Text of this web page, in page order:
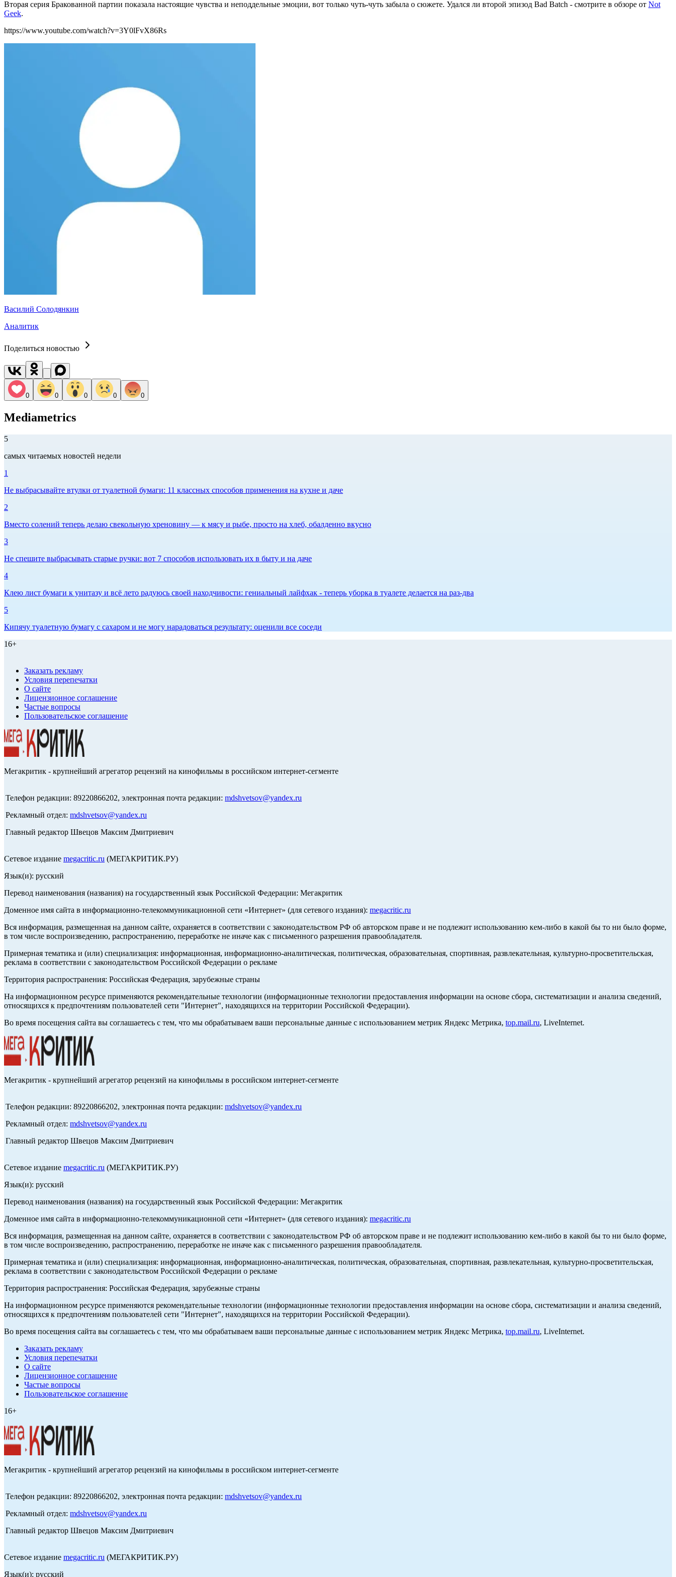
Вторая серия Бракованной партии показала настоящие чувства и неподдельные эмоции, вот только чуть-чуть забыла о сюжете. Удался ли второй эпизод Bad Batch - смотрите в обзоре от Not
Geek.
https://www.youtube.com/watch?v=3Y0lFvX86Rs
Василий Солодянкин
Аналитик
Поделиться новостью
0 0 0 0 0
Mediametrics
5
самых читаемых новостей недели
1
Не выбрасывайте втулки от туалетной бумаги: 11 классных способов применения на кухне и даче
2
Вместо солений теперь делаю свекольную хреновину — к мясу и рыбе, просто на хлеб, обалденно вкусно
3
Не спешите выбрасывать старые ручки: вот 7 способов использовать их в быту и на даче
4
Клею лист бумаги к унитазу и всё лето радуюсь своей находчивости: гениальный лайфхак - теперь уборка в туалете делается на раз-два
5
Кипячу туалетную бумагу с сахаром и не могу нарадоваться результату: оценили все соседи
16+
Заказать рекламу
Условия перепечатки
О сайте
Лицензионное соглашение
Частые вопросы
Пользовательское соглашение
Мегакритик - крупнейший агрегатор рецензий на кинофильмы в российском интернет-сегменте
Телефон редакции: 89220866202, электронная почта редакции: mdshvetsov@yandex.ru
Рекламный отдел: mdshvetsov@yandex.ru
Главный редактор Швецов Максим Дмитриевич
Сетевое издание megacritic.ru (МЕГАКРИТИК.РУ)
Язык(и): русский
Перевод наименования (названия) на государственный язык Российской Федерации: Мегакритик
Доменное имя сайта в информационно-телекоммуникационной сети «Интернет» (для сетевого издания): megacritic.ru
Вся информация, размещенная на данном сайте, охраняется в соответствии с законодательством РФ об авторском праве и не подлежит использованию кем-либо в какой бы то ни было форме,
в том числе воспроизведению, распространению, переработке не иначе как с письменного разрешения правообладателя.
Примерная тематика и (или) специализация: информационная, информационно-аналитическая, политическая, образовательная, спортивная, развлекательная, культурно-просветительская,
реклама в соответствии с законодательством Российской Федерации о рекламе
Территория распространения: Российская Федерация, зарубежные страны
На информационном ресурсе применяются рекомендательные технологии (информационные технологии предоставления информации на основе сбора, систематизации и анализа сведений,
относящихся к предпочтениям пользователей сети "Интернет", находящихся на территории Российской Федерации).
Во время посещения сайта вы соглашаетесь с тем, что мы обрабатываем ваши персональные данные с использованием метрик Яндекс Метрика, top.mail.ru, LiveInternet.
Мегакритик - крупнейший агрегатор рецензий на кинофильмы в российском интернет-сегменте
Телефон редакции: 89220866202, электронная почта редакции: mdshvetsov@yandex.ru
Рекламный отдел: mdshvetsov@yandex.ru
Главный редактор Швецов Максим Дмитриевич
Сетевое издание megacritic.ru (МЕГАКРИТИК.РУ)
Язык(и): русский
Перевод наименования (названия) на государственный язык Российской Федерации: Мегакритик
Доменное имя сайта в информационно-телекоммуникационной сети «Интернет» (для сетевого издания): megacritic.ru
Вся информация, размещенная на данном сайте, охраняется в соответствии с законодательством РФ об авторском праве и не подлежит использованию кем-либо в какой бы то ни было форме,
в том числе воспроизведению, распространению, переработке не иначе как с письменного разрешения правообладателя.
Примерная тематика и (или) специализация: информационная, информационно-аналитическая, политическая, образовательная, спортивная, развлекательная, культурно-просветительская,
реклама в соответствии с законодательством Российской Федерации о рекламе
Территория распространения: Российская Федерация, зарубежные страны
На информационном ресурсе применяются рекомендательные технологии (информационные технологии предоставления информации на основе сбора, систематизации и анализа сведений,
относящихся к предпочтениям пользователей сети "Интернет", находящихся на территории Российской Федерации).
Во время посещения сайта вы соглашаетесь с тем, что мы обрабатываем ваши персональные данные с использованием метрик Яндекс Метрика, top.mail.ru, LiveInternet.
Заказать рекламу
Условия перепечатки
О сайте
Лицензионное соглашение
Частые вопросы
Пользовательское соглашение
16+
Мегакритик - крупнейший агрегатор рецензий на кинофильмы в российском интернет-сегменте
Телефон редакции: 89220866202, электронная почта редакции: mdshvetsov@yandex.ru
Рекламный отдел: mdshvetsov@yandex.ru
Главный редактор Швецов Максим Дмитриевич
Сетевое издание megacritic.ru (МЕГАКРИТИК.РУ)
Язык(и): русский